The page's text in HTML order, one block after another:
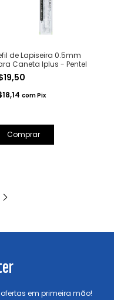
de Lapiseira 0.5mm
Caneta Iplus - Pentel
comPix
em primeira mão!